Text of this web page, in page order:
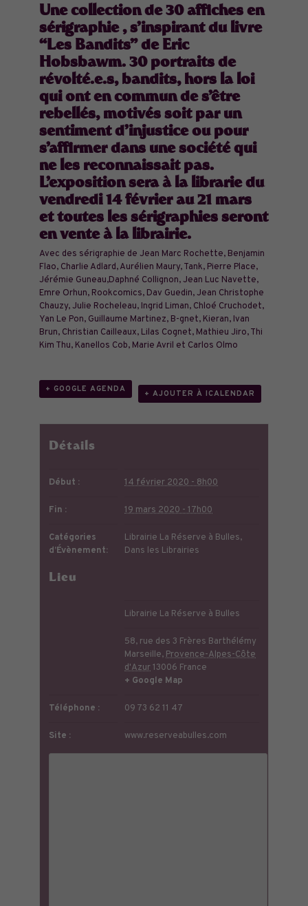
Une collection de 30 affiches en
sérigraphie , s’inspirant du livre
“Les Bandits” de Eric
Hobsbawm. 30 portraits de
révolté.e.s, bandits, hors la loi
qui ont en commun de s’être
rebellés, motivés soit par un
sentiment d’injustice ou pour
s’affirmer dans une société qui
ne les reconnaissait pas.
L’exposition sera à la librarie du
vendredi 14 février au 21 mars
et toutes les sérigraphies seront
en vente à la librairie.
Avec des sérigraphie de Jean Marc Rochette, Benjamin
Flao, Charlie Adlard, Aurélien Maury, Tank, Pierre Place,
Jérémie Guneau,Daphné Collignon, Jean Luc Navette,
Emre Orhun, Rookcomics, Dav Guedin, Jean Christophe
Chauzy, Julie Rocheleau, Ingrid Liman, Chloé Cruchodet,
Yan Le Pon, Guillaume Martinez, B-gnet, Kieran, Ivan
Brun, Christian Cailleaux, Lilas Cognet, Mathieu Jiro, Thi
Kim Thu, Kanellos Cob, Marie Avril et Carlos Olmo
+ GOOGLE AGENDA
+ AJOUTER À ICALENDAR
Détails
Début : 14 février 2020 - 8h00
Fin : 19 mars 2020 - 17h00
Catégories
d’Évènement:
Librairie La Réserve à Bulles,
Dans les Librairies
Lieu
Librairie La Réserve à Bulles
58, rue des 3 Frères Barthélémy
Marseille,Provence-Alpes-Côte
d'Azur13006 France
+ Google Map
Téléphone : 09 73 62 11 47
Site : www.reserveabulles.com